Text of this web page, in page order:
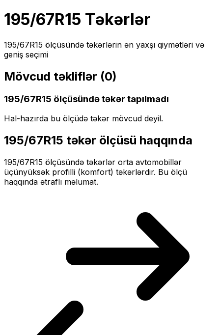
195/67R15 Təkərlər
195/67R15 ölçüsündə təkərlərin ən yaxşı qiymətləri və
geniş seçimi
Mövcud təkliflər (0)
195/67R15 ölçüsündə təkər tapılmadı
Hal-hazırda bu ölçüdə təkər mövcud deyil.
195/67R15 təkər ölçüsü haqqında
195/67R15 ölçüsündə təkərlər orta avtomobillər
üçünyüksək profilli (komfort) təkərlərdir. Bu ölçü
haqqında ətraflı məlumat.